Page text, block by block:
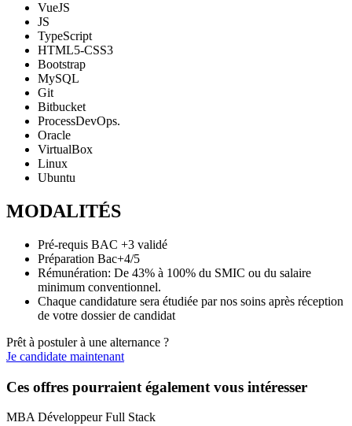
VueJS
JS
TypeScript
HTML5-CSS3
Bootstrap
MySQL
Git
Bitbucket
ProcessDevOps.
Oracle
VirtualBox
Linux
Ubuntu
MODALITÉS
Pré-requis BAC +3 validé
Préparation Bac+4/5
Rémunération: De 43% à 100% du SMIC ou du salaire
minimum conventionnel.
Chaque candidature sera étudiée par nos soins après réception
de votre dossier de candidat
Prêt à postuler à une alternance ?
Je candidate maintenant
Ces offres pourraient également vous intéresser
MBA Développeur Full Stack